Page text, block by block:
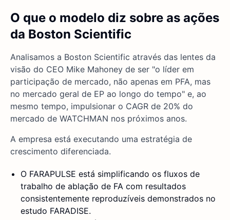
O que o modelo diz sobre as ações
da Boston Scientific
Analisamos a Boston Scientific através das lentes da
visão do CEO Mike Mahoney de ser "o líder em
participação de mercado, não apenas em PFA, mas
no mercado geral de EP ao longo do tempo" e, ao
mesmo tempo, impulsionar o CAGR de 20% do
mercado de WATCHMAN nos próximos anos.
A empresa está executando uma estratégia de
crescimento diferenciada.
O FARAPULSE está simplificando os fluxos de
trabalho de ablação de FA com resultados
consistentemente reproduzíveis demonstrados no
estudo FARADISE.